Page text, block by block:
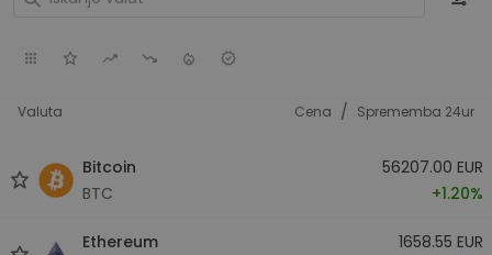
Valuta Cena / Sprememba 24ur
Bitcoin
BTC
56207.00 EUR
+1.20%
Ethereum
1658.55 EUR